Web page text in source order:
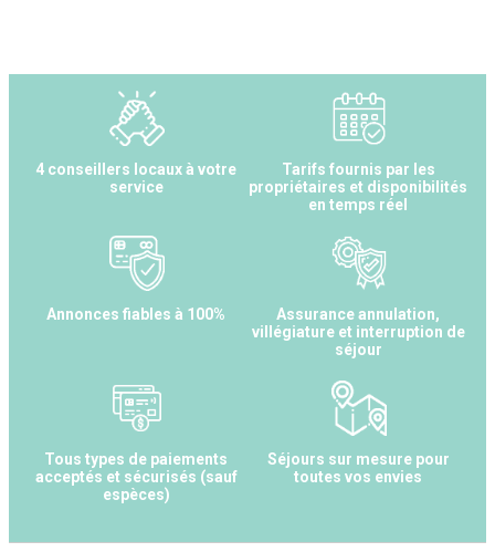
4 conseillers locaux à votre
service
Tarifs fournis par les
propriétaires et disponibilités
en temps réel
Annonces fiables à 100%
Assurance annulation,
villégiature et interruption de
séjour
Tous types de paiements
acceptés et sécurisés (sauf
espèces)
Séjours sur mesure pour
toutes vos envies